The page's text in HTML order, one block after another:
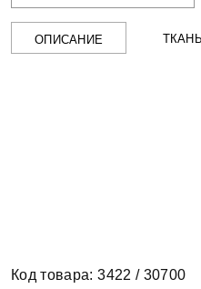
ОПИСАНИЕ
Код товара: 3422 / 30700